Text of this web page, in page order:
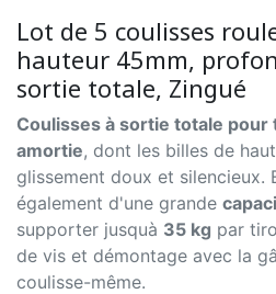
Lot de 5 coulisses
hauteur 45mm,
sortie totale, Zingué
Coulisses à sortie totale
amortie, dont les billes de
glissement doux et silencieux.
également d'une grande
supporter jusquà 35 kg par
de vis et démontage avec la
coulisse-même.